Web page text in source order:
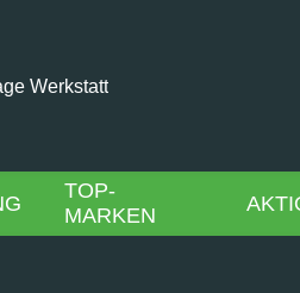
Werkstatt
TOP-
MARKEN